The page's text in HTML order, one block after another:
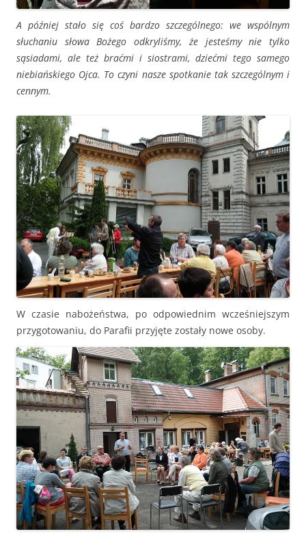
A później stało się coś bardzo szczególnego: we wspólnym
słuchaniu słowa Bożego odkryliśmy, że jesteśmy nie tylko
sąsiadami, ale też braćmi i siostrami, dziećmi tego samego
niebiańskiego Ojca. To czyni nasze spotkanie tak szczególnym i
cennym.
W czasie nabożeństwa, po odpowiednim wcześniejszym
przygotowaniu, do Parafii przyjęte zostały nowe osoby.